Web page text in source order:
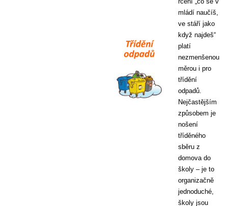
mládí naučíš,
ve stáří jako
když najdeš“
platí
nezmenšenou
měrou i pro
třídění
odpadů.
Nejčastějším
způsobem je
nošení
tříděného
sběru z
domova do
školy – je to
organizačně
jednoduché,
školy jsou